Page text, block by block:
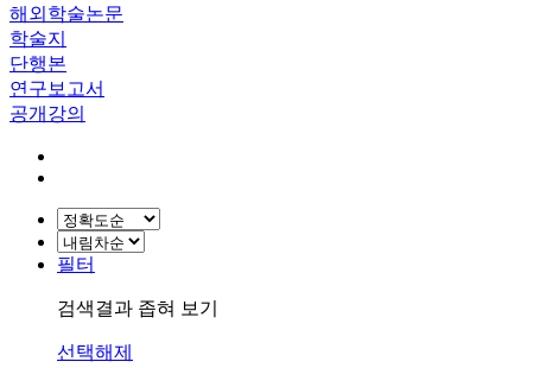
해외학술논문
학술지
단행본
연구보고서
공개강의
필터
검색결과 좁혀 보기
선택해제